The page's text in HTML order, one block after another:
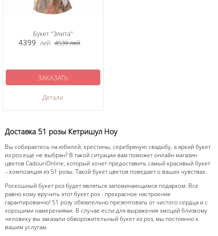
Букет "Элита"
4399 лей 4539лей
Детали
ЗАКАЗАТЬ
Доставка 51 розы Кетришул Ноу
Вы собираетесь на юбилей, крестины, серебряную свадьбу, а яркий букет
из роз еще не выбран? В такой ситуации вам поможет онлайн магазин
цветов CadouriOnline, который хочет предоставить самый красивый букет
– композиция из 51 розы. Такой букет цветов поведает о ваших чувствах.
Роскошный букет роз будет являться запоминающимся подарком. Все
равно кому вручить этот букет роз - прекрасное настроение
гарантированно! 51 розу обязательно презентовать от чистого сердца и с
хорошими намерениями. В случае если для выражения эмоций близкому
человеку вы заказали обворожительный букет из роз, мы постоянно к
вашим услугам.